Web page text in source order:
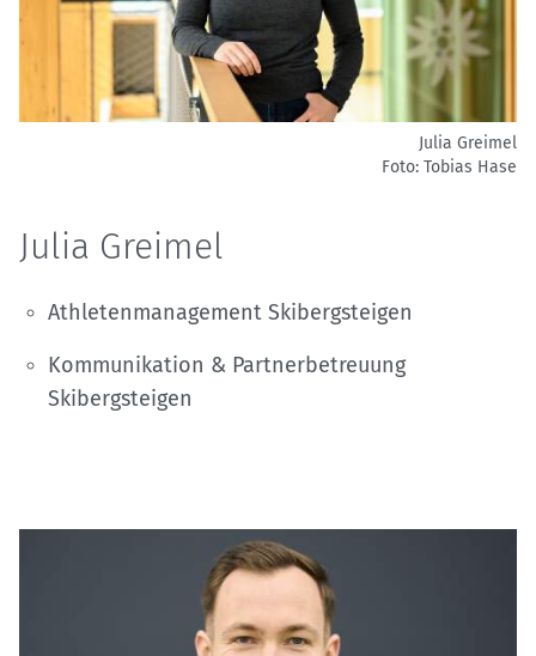
Julia Greimel
Foto: Tobias Hase
Julia Greimel
Athletenmanagement Skibergsteigen
Kommunikation & Partnerbetreuung
Skibergsteigen